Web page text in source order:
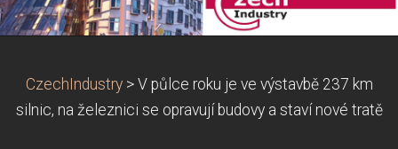
CzechIndustry > V půlce roku je ve výstavbě 237 km
silnic, na železnici se opravují budovy a staví nové tratě